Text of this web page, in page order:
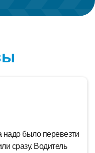
надо было перевезти
сразу. Водитель